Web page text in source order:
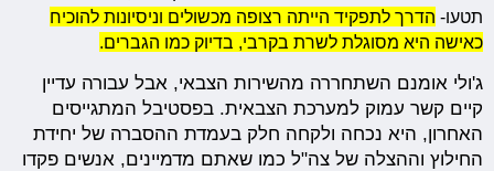
תטעו- הדרך לתפקיד הייתה רצופה מכשולים וניסיונות להוכיח
כאישה היא מסוגלת לשרת בקרבי, בדיוק כמו הגברים.
ג'ולי אומנם השתחררה מהשירות הצבאי, אבל עבורה עדיין
קיים קשר עמוק למערכת הצבאית. בפסטיבל המתגייסים
האחרון, היא נכחה ולקחה חלק בעמדת ההסברה של יחידת
החילוץ וההצלה של צה"ל כמו שאתם מדמיינים, אנשים פקדו